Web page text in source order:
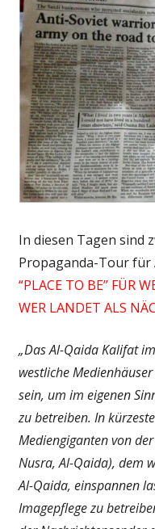
In diesen Tagen sind
Propaganda-Tour für
“PLACE TO BE” FÜR
WER LANDET ALS
„Das Al-Qaida Kalifat
westliche
sein, um im eigenen
zu betreiben. In
Mediengiganten von
Nusra, Al-Qaida), dem
Al-Qaida, einspannen
Imagepflege zu